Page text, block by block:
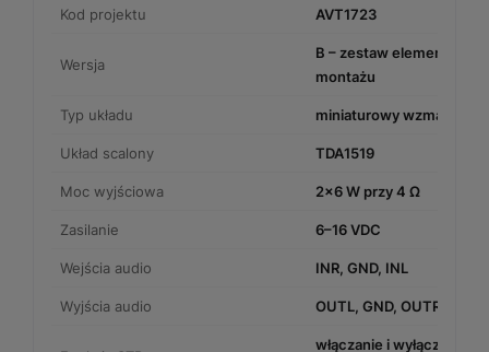
Kod projektu AVT1723
Wersja
B – zestaw elementów
montażu
Typ układu miniaturowy
Układ scalony TDA1519
Moc wyjściowa 2×6 W przy 4 Ω
Zasilanie 6–16 VDC
Wejścia audio INR, GND, INL
Wyjścia audio OUTL, GND, OUTR
włączanie i wyłączanie